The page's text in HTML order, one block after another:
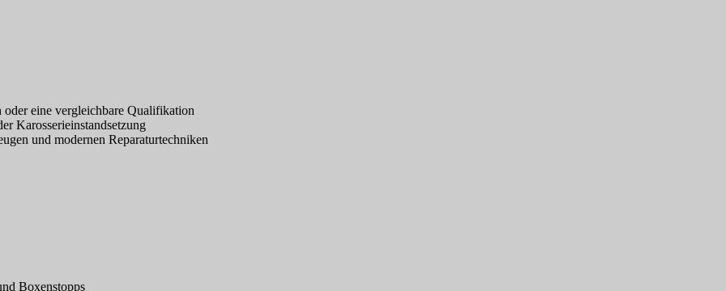
oder eine vergleichbare Qualifikation
Karosserieinstandsetzung
und modernen Reparaturtechniken
Boxenstopps